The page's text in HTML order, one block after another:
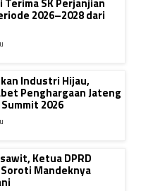
2026–2028 dari
Industri Hijau,
Penghargaan Jateng
2026
Ketua DPRD
Mandeknya